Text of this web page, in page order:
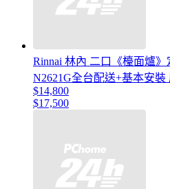
Rinnai 林內 二口《檯面爐
N2621G全台配送+基本安裝
$14,800
$17,500